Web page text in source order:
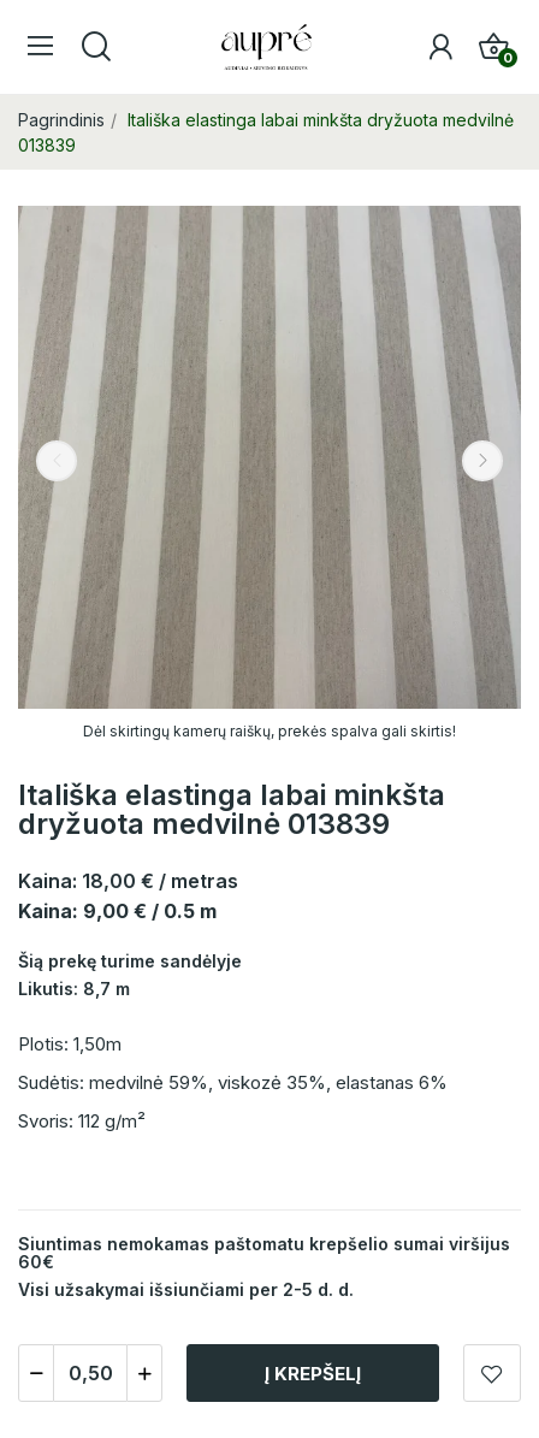
0
Pagrindinis
Itališka elastinga labai minkšta dryžuota medvilnė
013839
Dėl skirtingų kamerų raiškų, prekės spalva gali skirtis!
Itališka elastinga labai minkšta
dryžuota medvilnė 013839
Kaina: 18,00 € / metras
Kaina: 9,00 € / 0.5 m
Šią prekę turime sandėlyje
Likutis: 8,7 m
Plotis: 1,50m
Sudėtis: medvilnė 59%, viskozė 35%, elastanas 6%
Svoris: 112 g/m²
Siuntimas nemokamas paštomatu krepšelio sumai viršijus
60€
Visi užsakymai išsiunčiami per 2-5 d. d.
Į KREPŠELĮ